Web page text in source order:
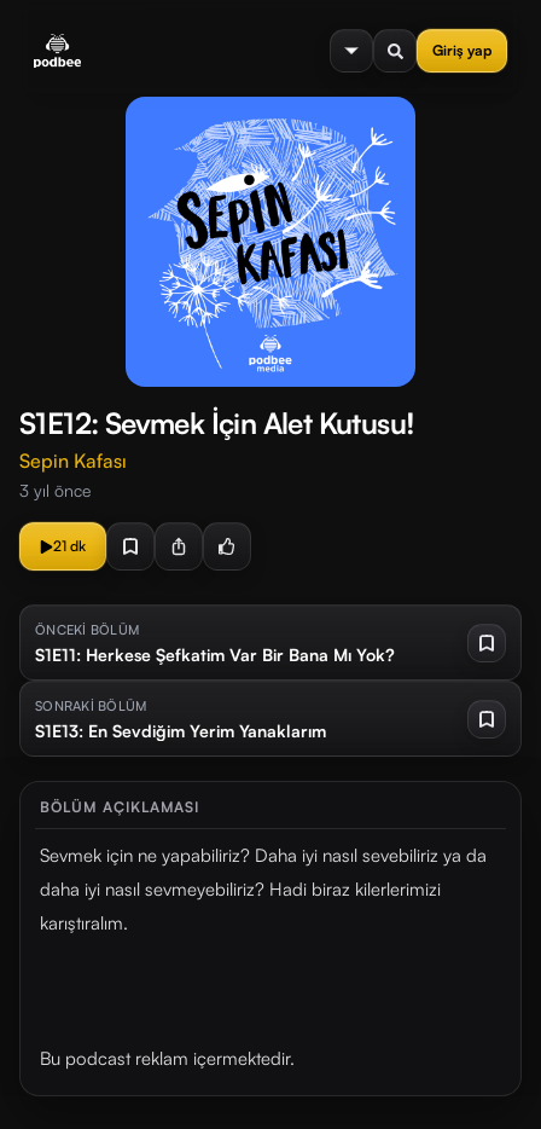
Giriş yap
menu
S1E12: Sevmek İçin Alet Kutusu!
Sepin Kafası
3 yıl önce
21 dk
ÖNCEKİ BÖLÜM
S1E11: Herkese Şefkatim Var Bir Bana Mı Yok?
SONRAKİ BÖLÜM
S1E13: En Sevdiğim Yerim Yanaklarım
BÖLÜM AÇIKLAMASI
Sevmek için ne yapabiliriz? Daha iyi nasıl sevebiliriz ya da
daha iyi nasıl sevmeyebiliriz? Hadi biraz kilerlerimizi
karıştıralım.
Bu podcast reklam içermektedir.